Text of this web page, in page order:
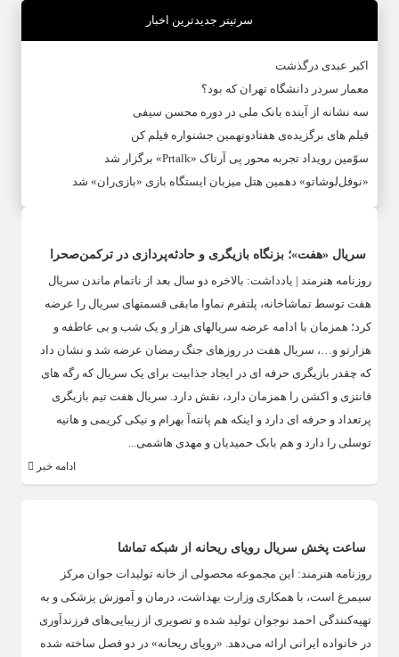
سرتیتر جدیدترین اخبار
اکبر عبدی درگذشت
معمار سردر دانشگاه تهران که بود؟
سه نشانه از آینده بانک ملی در دوره محسن سیفی
فیلم های برگزیده‌ی هفتادونهمین جشنواره فیلم کن
سوّمین رویداد تجربه محور پی آرتاک «Prtalk» برگزار شد
«نوفل‌لوشاتو» دهمین هتل میزبان ایستگاه بازی «بازی‌ران» شد
سریال «هفت»؛ بزنگاه بازیگری و حادثه‌پردازی در ترکمن‌صحرا
روزنامه هنرمند | یادداشت: بالاخره دو سال بعد از ناتمام ماندن سریال
هفت توسط تماشاخانه، پلتفرم نماوا مابقی قسمتهای سریال را عرضه
کرد؛ همزمان با ادامه عرضه سریالهای هزار و یک شب و بی عاطفه و
هزارتو و…، سریال هفت در روزهای جنگ رمضان عرضه شد و نشان داد
که چقدر بازیگری حرفه ای در ایجاد جذابیت برای یک سریال که رگه های
فانتزی و اکشن را همزمان دارد، نقش دارد. سریال هفت تیم بازیگری
پرتعداد و حرفه ای دارد و اینکه هم پانته‌آ بهرام و نیکی کریمی و هانیه
توسلی را دارد و هم بابک حمیدیان و مهدی هاشمی...
ادامه خبر
ساعت پخش سریال رویای ریحانه از شبکه تماشا
روزنامه هنرمند: این مجموعه محصولی از خانه تولیدات جوان مرکز
سیمرغ است، با همکاری وزارت بهداشت، درمان و آموزش پزشکی و به
تهیه‌کنندگی احمد نوجوان تولید شده و تصویری از زیبایی‌های فرزندآوری
در خانواده ایرانی ارائه می‌دهد. «رویای ریحانه» در دو فصل ساخته شده